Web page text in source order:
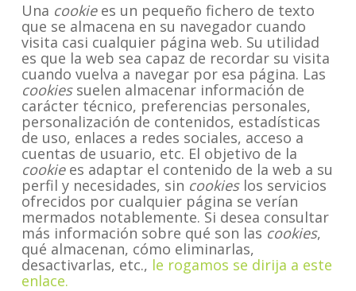
Una cookiees un pequeño fichero de texto
que se almacena en su navegador cuando
visita casi cualquier página web. Su utilidad
es que la web sea capaz de recordar su visita
cuando vuelva a navegar por esa página. Las
cookiessuelen almacenar información de
carácter técnico, preferencias personales,
personalización de contenidos, estadísticas
de uso, enlaces a redes sociales, acceso a
cuentas de usuario, etc. El objetivo de la
cookiees adaptar el contenido de la web a su
perfil y necesidades, sin cookieslos servicios
ofrecidos por cualquier página se verían
mermados notablemente. Si desea consultar
más información sobre qué son las cookies,
qué almacenan, cómo eliminarlas,
desactivarlas, etc., le rogamos se dirija a este
enlace.